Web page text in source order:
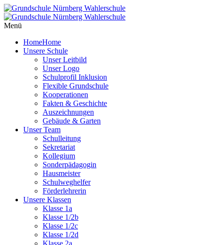
Menü
HomeHome
Unsere Schule
Unser Leitbild
Unser Logo
Schulprofil Inklusion
Flexible Grundschule
Kooperationen
Fakten & Geschichte
Auszeichnungen
Gebäude & Garten
Unser Team
Schulleitung
Sekretariat
Kollegium
Sonderpädagogin
Hausmeister
Schulweghelfer
Förderlehrerin
Unsere Klassen
Klasse 1a
Klasse 1/2b
Klasse 1/2c
Klasse 1/2d
Klasse 2a